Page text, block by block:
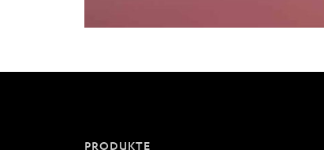
PRODUKTE